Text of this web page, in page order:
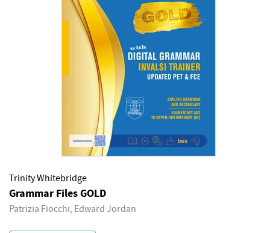
Trinity Whitebridge
Grammar Files GOLD
Patrizia Fiocchi, Edward Jordan